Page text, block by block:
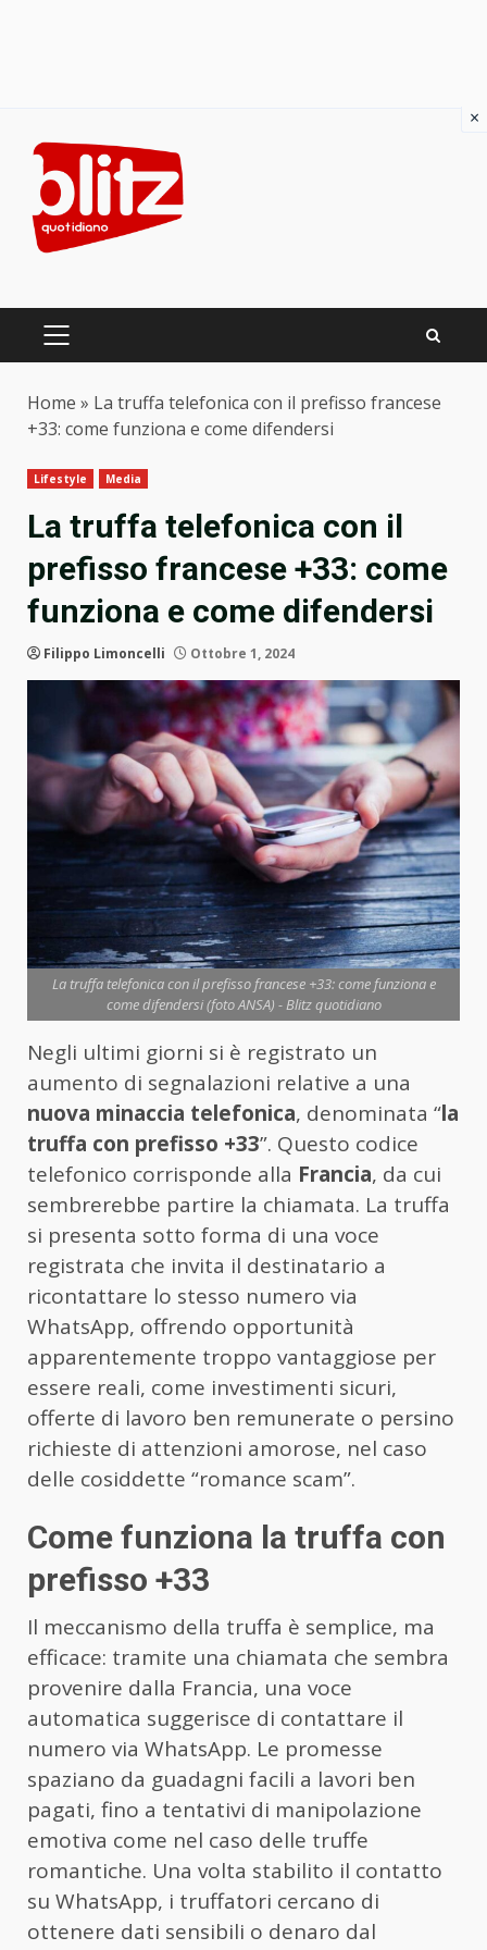
content
PRIMARY
Home » La truffa telefonica con il prefisso francese
+33: come funziona e come difendersi
Lifestyle Media
La truffa telefonica con il
prefisso francese +33: come
funziona e come difendersi
Filippo Limoncelli Ottobre 1, 2024
La truffa telefonica con il prefisso francese +33: come funziona e
come difendersi (foto ANSA) - Blitz quotidiano
Negli ultimi giorni si è registrato un
aumento di segnalazioni relative a una
nuova minaccia telefonica, denominata “la
truffa con prefisso +33”. Questo codice
telefonico corrisponde alla Francia, da cui
sembrerebbe partire la chiamata. La truffa
si presenta sotto forma di una voce
registrata che invita il destinatario a
ricontattare lo stesso numero via
WhatsApp, offrendo opportunità
apparentemente troppo vantaggiose per
essere reali, come investimenti sicuri,
offerte di lavoro ben remunerate o persino
richieste di attenzioni amorose, nel caso
delle cosiddette “romance scam”.
Come funziona la truffa con
prefisso +33
Il meccanismo della truffa è semplice, ma
efficace: tramite una chiamata che sembra
provenire dalla Francia, una voce
automatica suggerisce di contattare il
numero via WhatsApp. Le promesse
spaziano da guadagni facili a lavori ben
pagati, fino a tentativi di manipolazione
emotiva come nel caso delle truffe
romantiche. Una volta stabilito il contatto
su WhatsApp, i truffatori cercano di
ottenere dati sensibili o denaro dal
×